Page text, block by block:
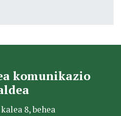
komunikazio
8, behea